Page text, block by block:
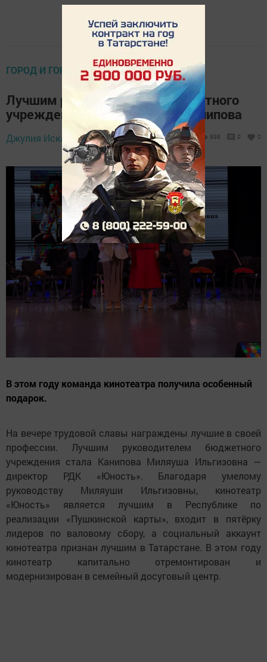
ГОРОД И ГОРОЖАНЕ
Лучшим руководителем бюджетного
учреждения стала Миляуша Канипова
Джулия Искандарова, 27 декабря 2024 -
19:00
898 0 0
В этом году команда кинотеатра получила особенный
подарок.
На вечере трудовой славы награждены лучшие в своей
профессии. Лучшим руководителем бюджетного
учреждения стала Канипова Миляуша Ильгизовна —
директор РДК «Юность». Благодаря умелому
руководству Миляуши Ильгизовны, кинотеатр
«Юность» является лучшим в Республике по
реализации «Пушкинской карты», входит в пятёрку
лидеров по валовому сбору, а социальный аккаунт
кинотеатра признан лучшим в Татарстане. В этом году
кинотеатр капитально отремонтирован и
модернизирован в семейный досуговый центр.